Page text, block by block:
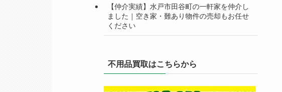
【仲介実績】水戸市田谷町の一軒家を仲介し
ました｜空き家・難あり物件の売却もお任せ
ください
不用品買取はこちらから